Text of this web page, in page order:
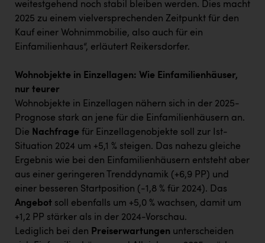
weitestgehend noch stabil bleiben werden. Dies macht
2025 zu einem vielversprechenden Zeitpunkt für den
Kauf einer Wohnimmobilie, also auch für ein
Einfamilienhaus“, erläutert Reikersdorfer.
Wohnobjekte in Einzellagen: Wie Einfamilienhäuser,
nur teurer
Wohnobjekte in Einzellagen nähern sich in der 2025-
Prognose stark an jene für die Einfamilienhäusern an.
Die Nachfrage für Einzellagenobjekte soll zur Ist-
Situation 2024 um +5,1 % steigen. Das nahezu gleiche
Ergebnis wie bei den Einfamilienhäusern entsteht aber
aus einer geringeren Trenddynamik (+6,9 PP) und
einer besseren Startposition (-1,8 % für 2024). Das
Angebot soll ebenfalls um +5,0 % wachsen, damit um
+1,2 PP stärker als in der 2024-Vorschau.
Lediglich bei den Preiserwartungen unterscheiden